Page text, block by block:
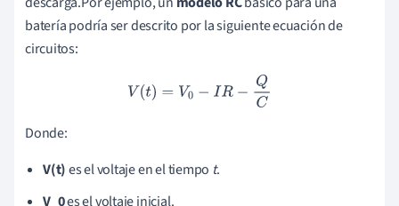
batería podría ser descrito por la siguiente ecuación de
circuitos:
V(t) =V0 −I R−QC
Donde:
V(t)es el voltaje en el tiempo t.
V_0es el voltaje inicial.